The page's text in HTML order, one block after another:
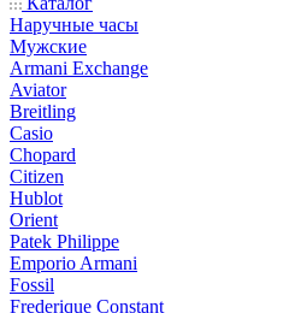
Наручные часы
Мужские
Armani Exchange
Aviator
Breitling
Casio
Chopard
Citizen
Hublot
Orient
Patek Philippe
Emporio Armani
Fossil
Frederique Constant